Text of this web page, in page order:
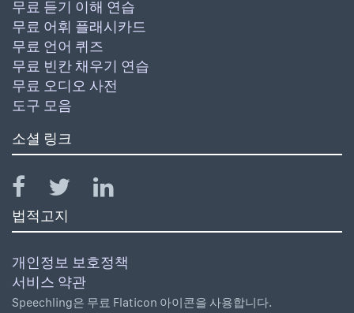
무료 듣기 이해 연습
무료 어휘 플래시카드
무료 언어 퀴즈
무료 빈칸 채우기 연습
무료 오디오 사전
도구 모음
소셜 링크
법적고지
개인정보 보호정책
서비스 약관
Speechling은 무료 Flaticon 아이콘을 사용합니다.